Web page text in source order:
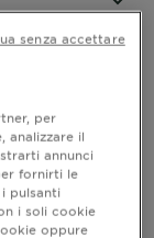
per
analizzare il
annunci
fornirti le
pulsanti
i soli cookie
oppure
senza accettare